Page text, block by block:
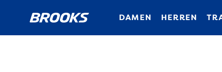
DAMEN HERREN